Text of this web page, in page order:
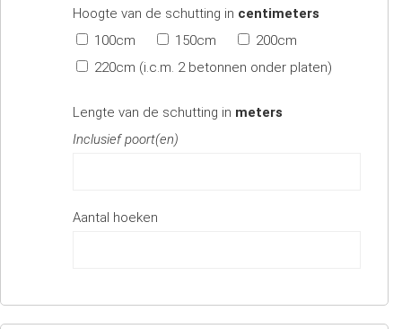
Hoogte van de schutting in centimeters
100cm
150cm
200cm
220cm (i.c.m. 2 betonnen onder platen)
Lengte van de schutting in meters
Inclusief poort(en)
Aantal hoeken